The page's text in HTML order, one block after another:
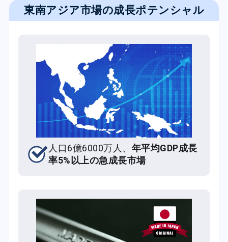
東南アジア市場の成長ポテンシャル
人口6億6000万人、 年平均GDP成長
率5%以上の急成長市場